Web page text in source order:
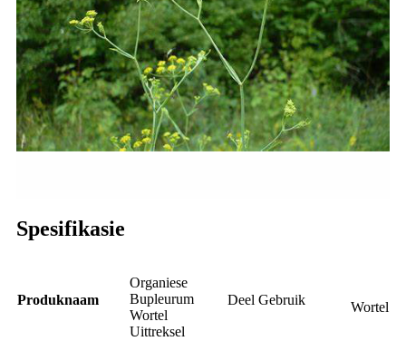
Spesifikasie
Produknaam
Organiese
Bupleurum
Wortel
Uittreksel
Deel Gebruik Wortel